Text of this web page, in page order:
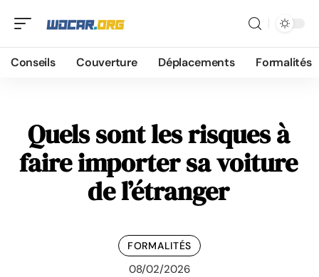
Conseils Couverture Déplacements Formalités
Quels sont les risques à
faire importer sa voiture
de l’étranger
FORMALITÉS
08/02/2026